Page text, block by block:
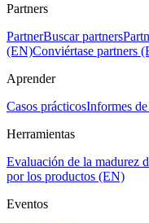
Partners
PartnerBuscar partners
(EN)Conviértase partners
Aprender
Casos prácticosInformes
Herramientas
Evaluación de la madurez
por los productos (EN)
Eventos